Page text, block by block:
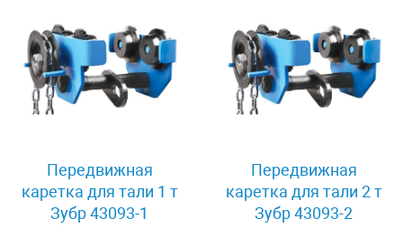
Передвижная
каретка для тали 1 т
Зубр 43093-1
Передвижная
каретка для тали 2 т
Зубр 43093-2